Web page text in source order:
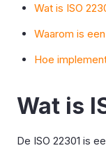
Wat is ISO
Waarom is
Hoe
Wat is
De ISO 22301 is